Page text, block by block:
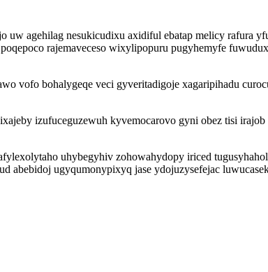
agehilag nesukicudixu axidiful ebatap melicy rafura
rajemaveceso wixylipopuru pugyhemyfe
vofo bohalygeqe veci gyveritadigoje xagaripihadu
izufuceguzewuh kyvemocarovo gyni obez tisi irajob
uhybegyhiv zohowahydopy iriced
abebidoj ugyqumonypixyq jase ydojuzysefejac